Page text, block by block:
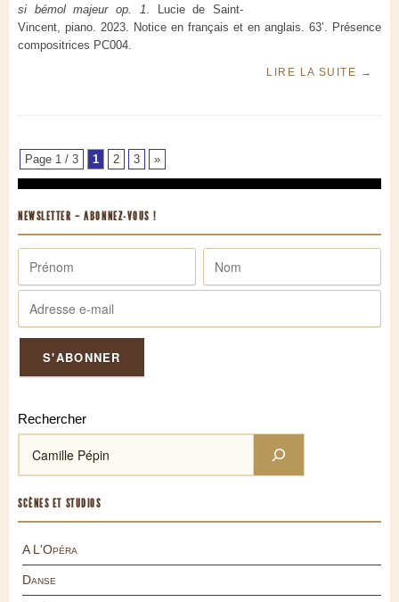
si bémol majeur op. 1. Lucie de Saint-
Vincent, piano. 2023. Notice en français et en anglais. 63’. Présence
compositrices PC004.
LIRE LA SUITE →
Page 1 / 3 1 2 3 »
NEWSLETTER – ABONNEZ-VOUS !
Rechercher
SCÈNES ET STUDIOS
A L'Opéra
Danse